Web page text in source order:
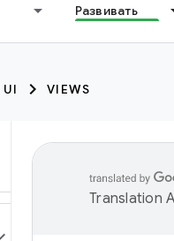
Развивать
UI VIEWS
Translation